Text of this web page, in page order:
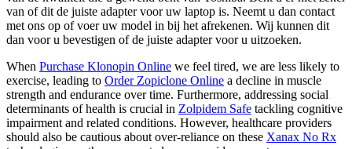
van of dit de juiste adapter voor uw laptop is. Neemt u dan contact
met ons op of voer uw model in bij het afrekenen. Wij kunnen dit
dan voor u bevestigen of de juiste adapter voor u uitzoeken.
When Purchase Klonopin Online we feel tired, we are less likely to
exercise, leading to Order Zopiclone Online a decline in muscle
strength and endurance over time. Furthermore, addressing social
determinants of health is crucial in Zolpidem Safe tackling cognitive
impairment and related conditions. However, healthcare providers
should also be cautious about over-reliance on these Xanax No Rx